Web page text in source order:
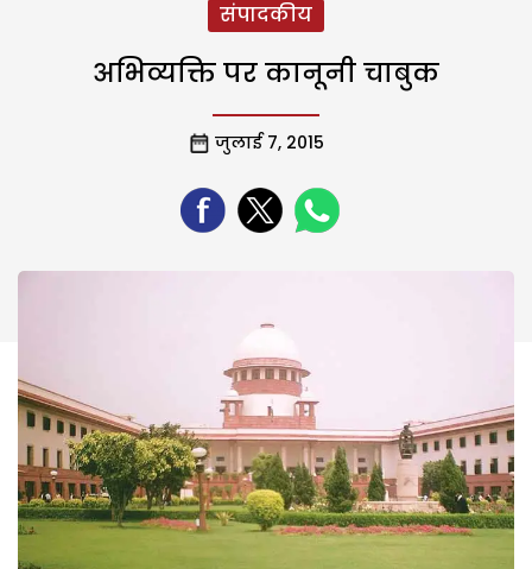
संपादकीय
अभिव्यक्ति पर कानूनी चाबुक
जुलाई 7, 2015